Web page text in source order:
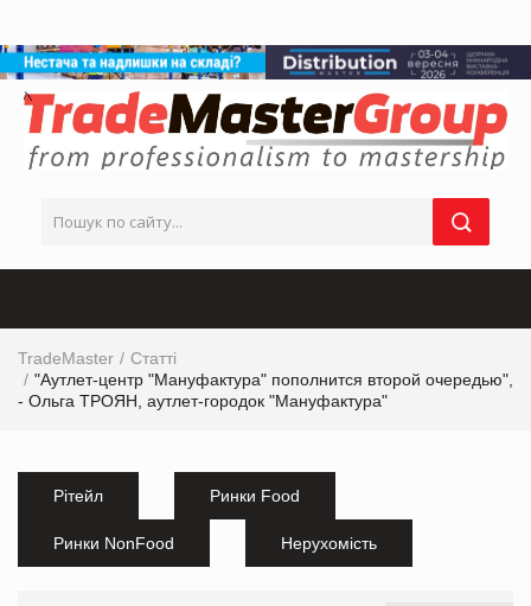
TradeMaster
Статті
"Аутлет-центр "Мануфактура" пополнится второй очередью",
- Ольга ТРОЯН, аутлет-городок "Мануфактура"
Рітейл Ринки Food
Ринки NonFood Нерухомість